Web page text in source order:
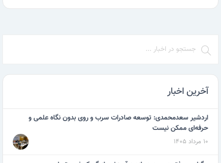
آخرین اخبار
اردشیر سعدمحمدی: توسعه صادرات سرب و روی بدون نگاه علمی و
حرفه‌ای ممکن نیست
۱۰ مرداد ۱۴۰۵